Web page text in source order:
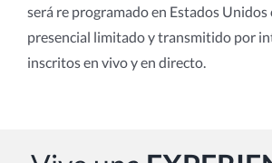
será re programado en Estados
presencial limitado y transmitido por
inscritos en vivo y en directo.